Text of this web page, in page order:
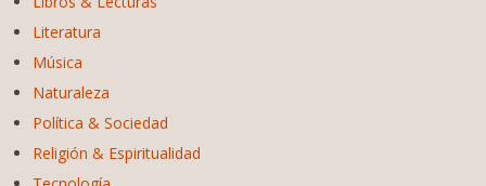
Literatura
Música
Naturaleza
Política & Sociedad
Religión & Espiritualidad